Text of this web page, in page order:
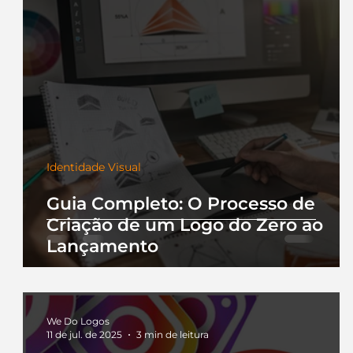
Guia Completo: O Processo de
Criação de um Logo do Zero ao
Lançamento
Identidade Visual
We Do Logos
11 de jul. de 2025
3 min de leitura